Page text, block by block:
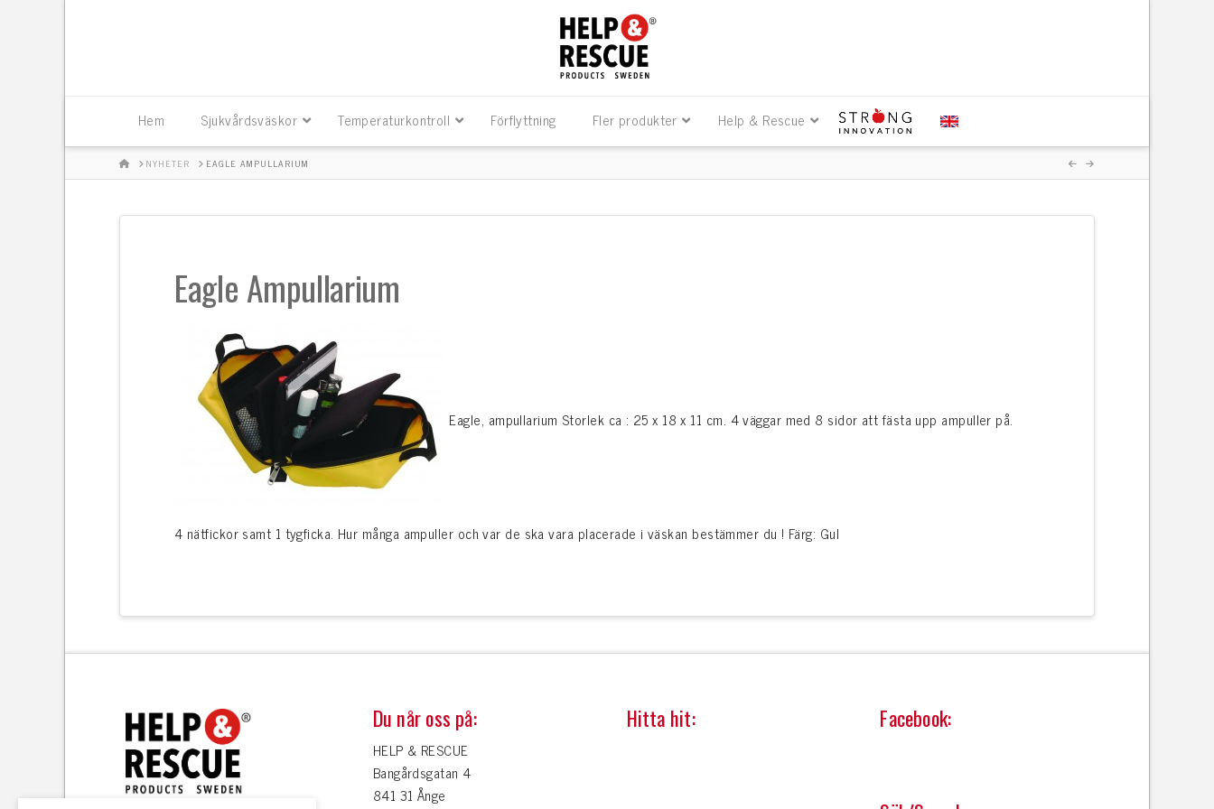
Hem Sjukvårdsväskor Temperaturkontroll Förflyttning Fler produkter Help & Rescue
HOMENYHETER EAGLE AMPULLARIUM
Eagle Ampullarium
Eagle, ampullarium Storlek ca : 25 x 18 x 11 cm. 4 väggar med 8 sidor att fästa upp ampuller på.
4 nätfickor samt 1 tygficka. Hur många ampuller och var de ska vara placerade i väskan bestämmer du ! Färg: Gul
Du når oss på:
HELP & RESCUE
Bangårdsgatan 4
841 31 Ånge
Hitta hit: Facebook: